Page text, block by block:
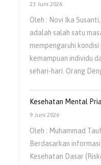
23 Juni 2026
Oleh : Novi Ika
adalah salah satu
mempengaruhi
kemampuan individu
sehari-hari. Orang
Kesehatan Mental
9 Juni 2026
Oleh : Muhammad
Berdasarkan
Kesehatan Dasar